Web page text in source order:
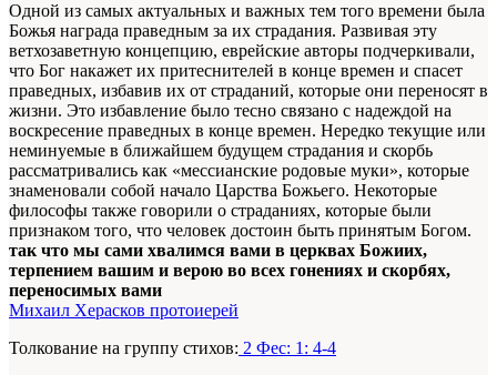
Одной из самых актуальных и важных тем того времени была
Божья награда праведным за их страдания. Развивая эту
ветхозаветную концепцию, еврейские авторы подчеркивали,
что Бог накажет их притеснителей в конце времен и спасет
праведных, избавив их от страданий, которые они переносят в
жизни. Это избавление было тесно связано с надеждой на
воскресение праведных в конце времен. Нередко текущие или
неминуемые в ближайшем будущем страдания и скорбь
рассматривались как «мессианские родовые муки», которые
знаменовали собой начало Царства Божьего. Некоторые
философы также говорили о страданиях, которые были
признаком того, что человек достоин быть принятым Богом.
так что мы сами хвалимся вами в церквах Божиих,
терпением вашим и верою во всех гонениях и скорбях,
переносимых вами
Михаил Херасков протоиерей
Толкование на группу стихов: 2 Фес: 1: 4-4